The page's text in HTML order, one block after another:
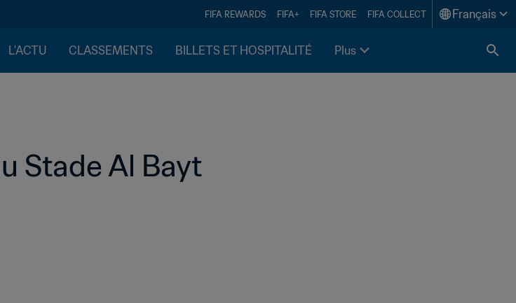
FIFA REWARDS FIFA+ FIFA STORE FIFA COLLECT Français
L'ACTU CLASSEMENTS BILLETS ET HOSPITALITÉ Plus
Stade Al Bayt